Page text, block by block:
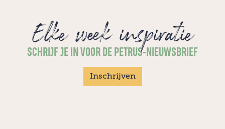
Elke week inspiratie
SCHRIJF JE IN VOOR DE PETRUS-NIEUWSBRIEF
Inschrijven